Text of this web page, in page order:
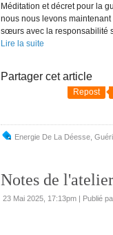
Méditation et décret pour la
nous nous levons
sœurs avec la responsabilité
Lire la suite
Partager cet article
Repost
Energie De La Déesse
Notes de
23 Mai 2025, 17:13pm | Publié